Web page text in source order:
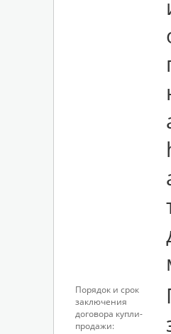
Порядок и срок
заключения
договора купли-
продажи: